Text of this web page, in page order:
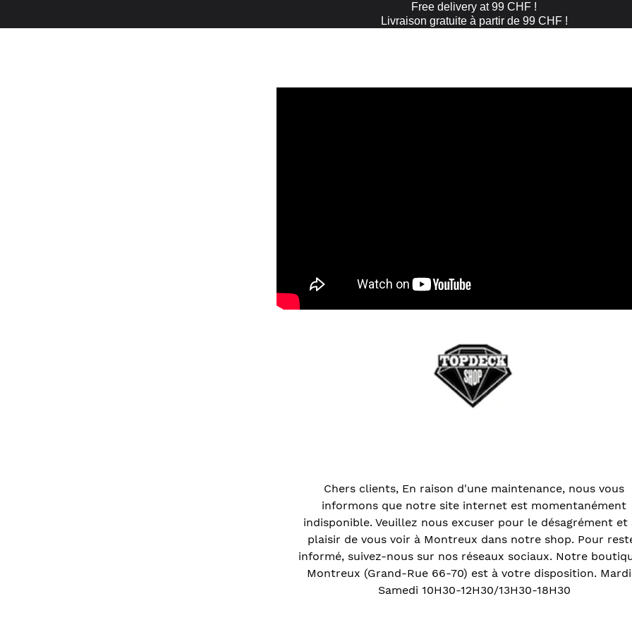
Free delivery at 99 CHF !
Livraison gratuite à partir de 99 CHF !
Chers clients, En raison d'une maintenance, nous vous
informons que notre site internet est momentanément
indisponible. Veuillez nous excuser pour le désagrément et
plaisir de vous voir à Montreux dans notre shop. Pour
informé, suivez-nous sur nos réseaux sociaux. Notre
Montreux (Grand-Rue 66-70) est à votre disposition.
Samedi 10H30-12H30/13H30-18H30